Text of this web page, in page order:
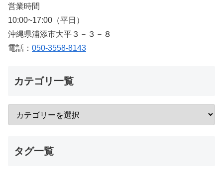
営業時間
10:00~17:00（平日）
沖縄県浦添市大平３－３－８
電話： 050-3558-8143
カテゴリ一覧
タグ一覧